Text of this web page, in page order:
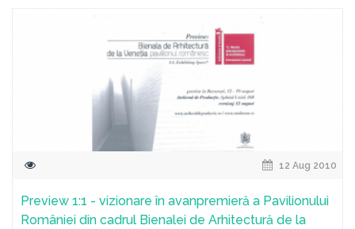
12 Aug 2010
Preview 1:1 - vizionare în avanpremieră a Pavilionului
României din cadrul Bienalei de Arhitectură de la